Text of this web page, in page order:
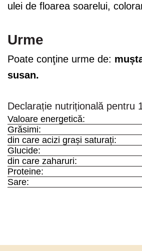
ulei de floarea soarelui,
Urme
Poate conţine urme de:
susan.
Declarație nutrițională pentru
Valoare energetică:
Grăsimi:
din care acizi grași saturați:
Glucide:
din care zaharuri:
Proteine:
Sare: